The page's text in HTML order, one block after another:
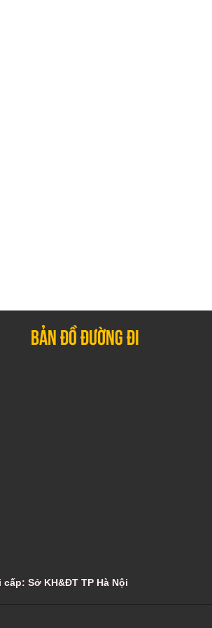
Bản đồ đường đi
cấp: Sở KH&ĐT TP Hà Nội